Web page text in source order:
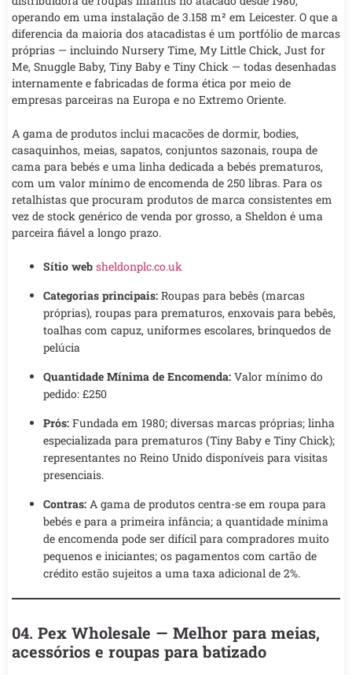
operando em uma instalação de 3.158 m² em Leicester. O que a
diferencia da maioria dos atacadistas é um portfólio de marcas
próprias — incluindo Nursery Time, My Little Chick, Just for
Me, Snuggle Baby, Tiny Baby e Tiny Chick — todas desenhadas
internamente e fabricadas de forma ética por meio de
empresas parceiras na Europa e no Extremo Oriente.
A gama de produtos inclui macacões de dormir, bodies,
casaquinhos, meias, sapatos, conjuntos sazonais, roupa de
cama para bebés e uma linha dedicada a bebés prematuros,
com um valor mínimo de encomenda de 250 libras. Para os
retalhistas que procuram produtos de marca consistentes em
vez de stock genérico de venda por grosso, a Sheldon é uma
parceira fiável a longo prazo.
Sítio web sheldonplc.co.uk
Categorias principais: Roupas para bebês (marcas
próprias), roupas para prematuros, enxovais para bebês,
toalhas com capuz, uniformes escolares, brinquedos de
pelúcia
Quantidade Mínima de Encomenda: Valor mínimo do
pedido: £250
Prós: Fundada em 1980; diversas marcas próprias; linha
especializada para prematuros (Tiny Baby e Tiny Chick);
representantes no Reino Unido disponíveis para visitas
presenciais.
Contras: A gama de produtos centra-se em roupa para
bebés e para a primeira infância; a quantidade mínima
de encomenda pode ser difícil para compradores muito
pequenos e iniciantes; os pagamentos com cartão de
crédito estão sujeitos a uma taxa adicional de 2%.
04. Pex Wholesale — Melhor para meias,
acessórios e roupas para batizado